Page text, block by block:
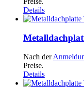
Details
Nach der
Preise.
Details